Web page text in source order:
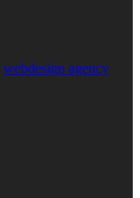
webdesign agency